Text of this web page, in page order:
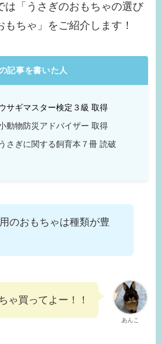
は「うさぎのおもちゃの選び
ちゃ」をご紹介します！
記事を書いた人
サギマスター検定３級 取得
動物防災アドバイザー 取得
うさぎに関する飼育本７冊 読破
のおもちゃは種類が豊
あんこ
ゃ買ってよー！！